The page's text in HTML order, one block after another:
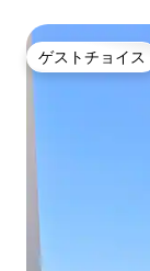
ゲストチョイス
ゲストチョイス